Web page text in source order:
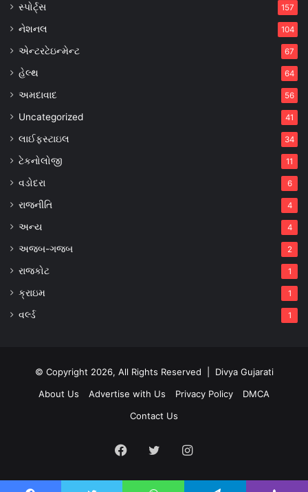
સ્પોર્ટ્સ 157
નેશનલ 104
એન્ટરટેઇન્મેન્ટ 67
હેલ્થ 64
અમદાવાદ 56
Uncategorized 41
લાઈફસ્ટાઇલ 34
ટેકનોલોજી 11
વડોદરા 6
રાજનીતિ 4
અન્ય 4
અજબ-ગજબ 2
રાજકોટ 1
ક્રાઇમ 1
વર્લ્ડ 1
© Copyright 2026, All Rights Reserved | Divya Gujarati
About Us
Advertise with Us Privacy Policy
DMCA
Contact Us
Facebook
TwitterInstagram